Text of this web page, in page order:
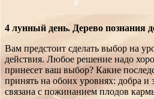
4 лунный день. Дерево познания
Вам предстоит сделать выбор на
действия. Любое решение надо
принесет ваш выбор? Какие
принять на обоих уровнях: добра
связана с пожинанием плодов